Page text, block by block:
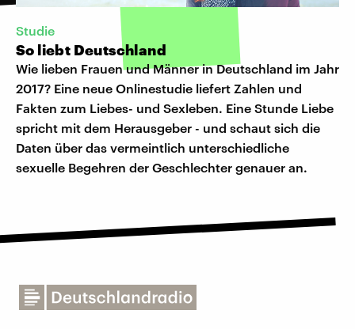
Studie
So liebt Deutschland
Wie lieben Frauen und Männer in Deutschland im Jahr
2017? Eine neue Onlinestudie liefert Zahlen und
Fakten zum Liebes- und Sexleben. Eine Stunde Liebe
spricht mit dem Herausgeber - und schaut sich die
Daten über das vermeintlich unterschiedliche
sexuelle Begehren der Geschlechter genauer an.